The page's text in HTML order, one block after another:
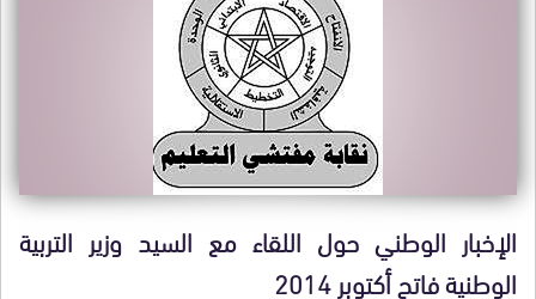
الإخبار الوطني حول اللقاء مع السيد وزير التربية
الوطنية فاتح أكتوبر 2014